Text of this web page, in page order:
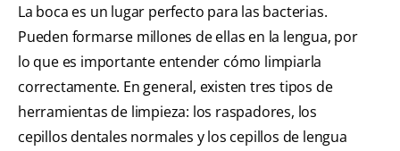
La boca es un lugar perfecto para las bacterias.
Pueden formarse millones de ellas en la lengua, por
lo que es importante entender cómo limpiarla
correctamente. En general, existen tres tipos de
herramientas de limpieza: los raspadores, los
cepillos dentales normales y los cepillos de lengua